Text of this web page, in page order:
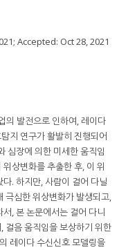
; Accepted: Oct 28, 2021
발전으로 인하여, 레이다
지 연구가 활발히 진행되어
심장에 의한 미세한 움직임
상변화를 추출한 후, 이 위
. 하지만, 사람이 걸어 다닐
극심한 위상변화가 발생되고,
, 본 논문에서는 걸어 다니
걸음 움직임을 보상하기 위한
레이다 수신신호 모델링을